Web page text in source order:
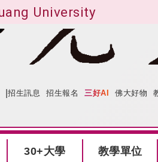
University
|招生訊息 招生報名 三好AI 佛大好物
30+大學 教學單位